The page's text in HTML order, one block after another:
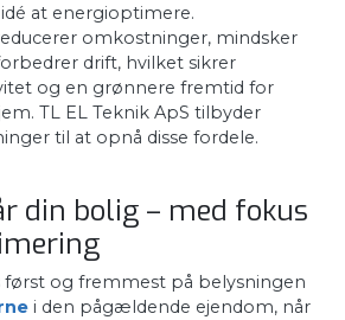
at energioptimere.
omkostninger, mindsker
drift, hvilket sikrer
og en grønnere fremtid for
TL EL Teknik ApS tilbyder
til at opnå disse fordele.
din bolig – med fokus
først og fremmest på belysningen
i den pågældende ejendom, når